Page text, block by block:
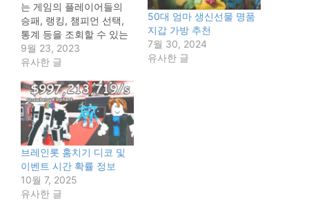
는 게임의 플레이어들의
승패, 랭킹, 챔피언 선택,
통계 등을 조회할 수 있는
서비스를 말합니다. 롤 전
적 사이트 중에서 가장 인
포우라고 할 수 있습니다.
롤전적 검색 OP.GG
OP.GG는 롤 전적 뿐만 아
니라, 관전, 리플레이, 챔피
언 공략, 카운터, 랭킹 등
다양한 기능을 제공하고
있습니다.…
9월 23, 2023
유사한 글
50대 엄마 생신선물 명품
지갑 가방 추천
7월 30, 2024
유사한 글
브레인롯 훔치기 디코 및
이벤트 시간 확률 정보
10월 7, 2025
유사한 글